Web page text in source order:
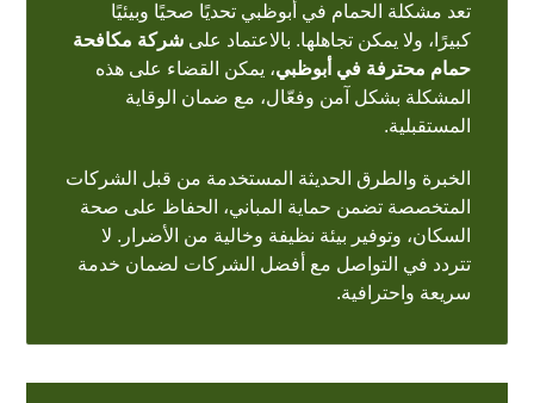
تعد مشكلة الحمام في أبوظبي تحديًا صحيًا وبيئيًا
كبيرًا، ولا يمكن تجاهلها. بالاعتماد علىشركة مكافحة
حمام محترفة في أبوظبي، يمكن القضاء على هذه
المشكلة بشكل آمن وفعّال، مع ضمان الوقاية
المستقبلية.
الخبرة والطرق الحديثة المستخدمة من قبل الشركات
المتخصصة تضمن حماية المباني، الحفاظ على صحة
السكان، وتوفير بيئة نظيفة وخالية من الأضرار. لا
تتردد في التواصل مع أفضل الشركات لضمان خدمة
سريعة واحترافية.